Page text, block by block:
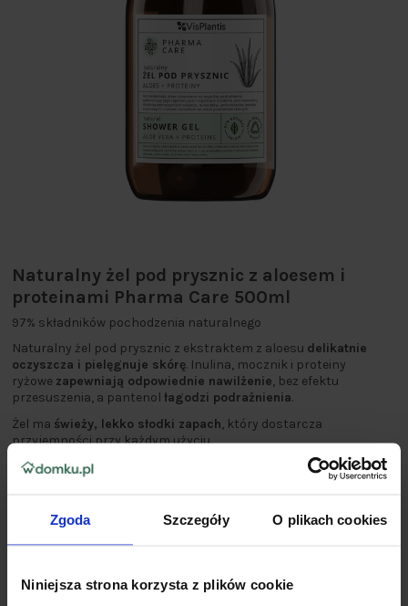
Zgoda Szczegóły O plikach cookies
Niniejsza strona korzysta z plików cookie
Naturalny żel pod prysznic z aloesem i
proteinami Pharma Care 500ml
97% składników pochodzenia naturalnego
Naturalny żel pod prysznic z ekstraktem z aloesu delikatnie
oczyszcza i pielęgnuje skórę. Inulina, mocznik i proteiny
ryżowe zapewniają odpowiednie nawilżenie, bez efektu
przesuszenia, a pantenol łagodzi podrażnienia.
Żel ma świeży, lekko słodki zapach, który dostarcza
przyjemności przy każdym użyciu.
Butelka pochodzi
w 100% z recyklingu i nadaje się do
ponownego przetworzenia